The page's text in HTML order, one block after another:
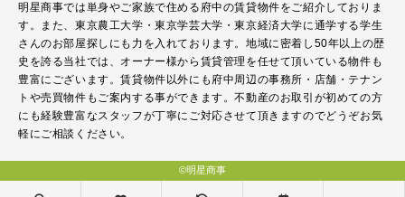
明星商事では単身やご家族で住める府中の賃貸物件をご紹介しておりま
す。また、東京農工大学・東京学芸大学・東京経済大学に通学する学生
さんのお部屋探しにも力を入れております。地域に密着し50年以上の歴
史を誇る当社では、オーナー様から賃貸管理を任せて頂いている物件も
豊富にございます。賃貸物件以外にも府中周辺の事務所・店舗・テナン
トや売買物件もご案内する事ができます。不動産のお取引が初めての方
にも経験豊富なスタッフが丁寧にご対応させて頂きますのでどうぞお気
軽にご相談ください。
©明星商事